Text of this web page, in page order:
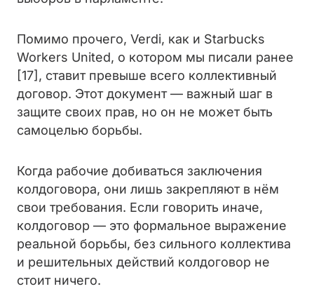
Помимо прочего, Verdi, как и Starbucks
Workers United, о котором мы писали ранее
[17], ставит превыше всего коллективный
договор. Этот документ — важный шаг в
защите своих прав, но он не может быть
самоцелью борьбы.
Когда рабочие добиваться заключения
колдоговора, они лишь закрепляют в нём
свои требования. Если говорить иначе,
колдоговор — это формальное выражение
реальной борьбы, без сильного коллектива
и решительных действий колдоговор не
стоит ничего.